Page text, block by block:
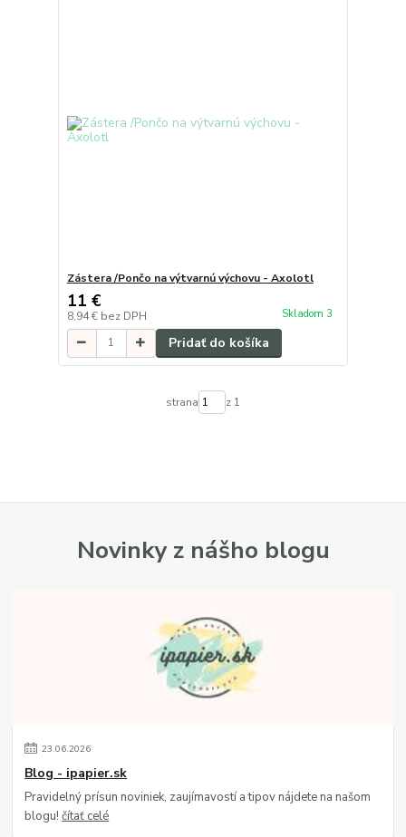
Zástera /Pončo na výtvarnú výchovu - Axolotl
11 €
8,94 € bez DPH Skladom 3
Pridať do košíka
strana z 1
Novinky z nášho blogu
23.06.2026
Blog - ipapier.sk
Pravidelný prísun noviniek, zaujímavostí a tipov nájdete na našom
blogu!čítať celé